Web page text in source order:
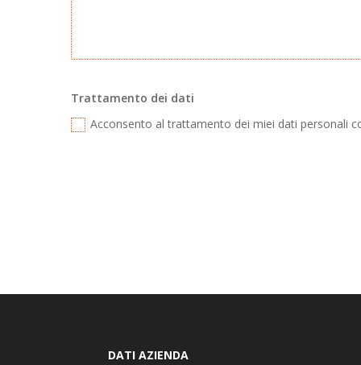
Trattamento dei dati
Acconsento al trattamento dei miei dati personali
DATI AZIENDA